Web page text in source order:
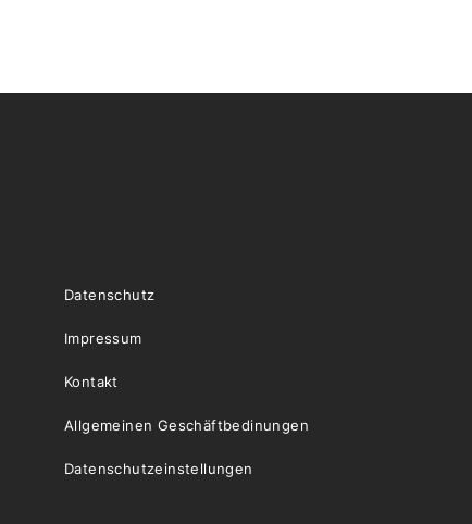
Datenschutz
Impressum
Kontakt
Allgemeinen Geschäftbedinungen
Datenschutzeinstellungen